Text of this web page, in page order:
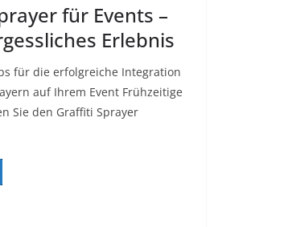
für Events –
Erlebnis
für die erfolgreiche Integration
auf Ihrem Event Frühzeitige
Sie den Graffiti Sprayer